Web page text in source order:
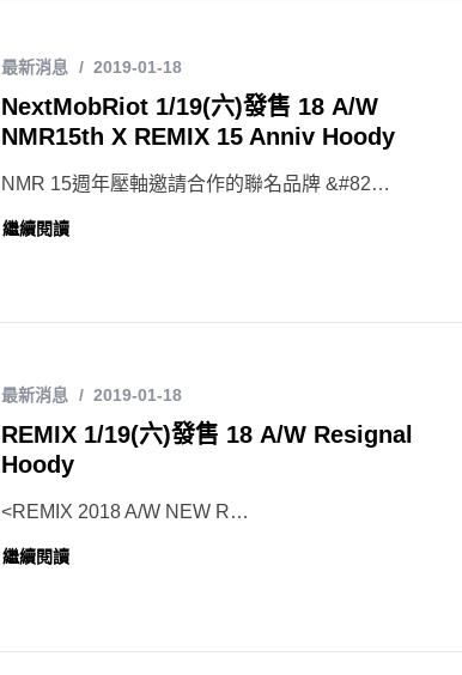
最新消息 2019-01-18
NextMobRiot 1/19(六)發售 18 A/W
NMR15th X REMIX 15 Anniv Hoody
NMR 15週年壓軸邀請合作的聯名品牌 &#82…
繼續閱讀
最新消息 2019-01-18
REMIX 1/19(六)發售 18 A/W Resignal
Hoody
<REMIX 2018 A/W NEW R…
繼續閱讀